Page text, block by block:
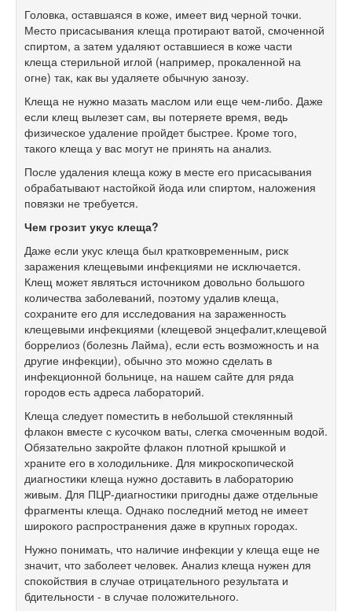
Головка, оставшаяся в коже, имеет вид черной точки.
Место присасывания клеща протирают ватой, смоченной
спиртом, а затем удаляют оставшиеся в коже части
клеща стерильной иглой (например, прокаленной на
огне) так, как вы удаляете обычную занозу.
Клеща не нужно мазать маслом или еще чем-либо. Даже
если клещ вылезет сам, вы потеряете время, ведь
физическое удаление пройдет быстрее. Кроме того,
такого клеща у вас могут не принять на анализ.
После удаления клеща кожу в месте его присасывания
обрабатывают настойкой йода или спиртом, наложения
повязки не требуется.
Чем грозит укус клеща?
Даже если укус клеща был кратковременным, риск
заражения клещевыми инфекциями не исключается.
Клещ может являться источником довольно большого
количества заболеваний, поэтому удалив клеща,
сохраните его для исследования на зараженность
клещевыми инфекциями (клещевой энцефалит,клещевой
боррелиоз (болезнь Лайма), если есть возможность и на
другие инфекции), обычно это можно сделать в
инфекционной больнице, на нашем сайте для ряда
городов есть адреса лабораторий.
Клеща следует поместить в небольшой стеклянный
флакон вместе с кусочком ваты, слегка смоченным водой.
Обязательно закройте флакон плотной крышкой и
храните его в холодильнике. Для микроскопической
диагностики клеща нужно доставить в лабораторию
живым. Для ПЦР-диагностики пригодны даже отдельные
фрагменты клеща. Однако последний метод не имеет
широкого распространения даже в крупных городах.
Нужно понимать, что наличие инфекции у клеща еще не
значит, что заболеет человек. Анализ клеща нужен для
спокойствия в случае отрицательного результата и
бдительности - в случае положительного.